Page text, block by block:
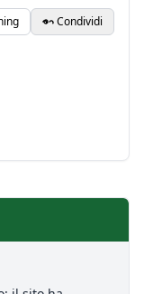
Condividi